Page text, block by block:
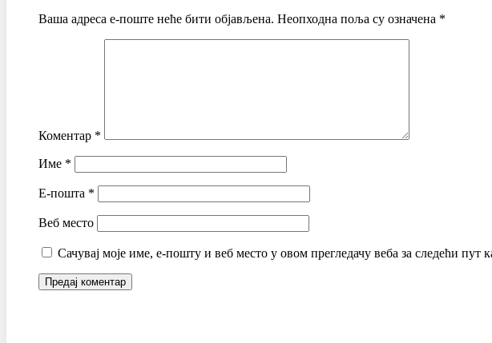
Ваша адреса е-поште неће бити објављена. Неопходна поља су означена *
Коментар *
Име *
Е-пошта *
Веб место
Сачувај моје име, е-пошту и веб место у овом прегледачу веба за следећи пут